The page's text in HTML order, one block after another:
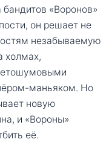
«Воронов»
он решает не
незабываемую
холмах,
маньяком. Но
новую
и «Вороны»
её.